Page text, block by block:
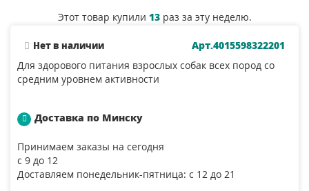
Этот товар купили 13раз за эту неделю.
Нет в наличии
Арт.4015598322201
Для здорового питания взрослых собак всех пород со
средним уровнем активности
Доставка по Минску
Принимаем заказы на сегодня
с 9 до 12
Доставляем понедельник-пятница: с 12 до 21